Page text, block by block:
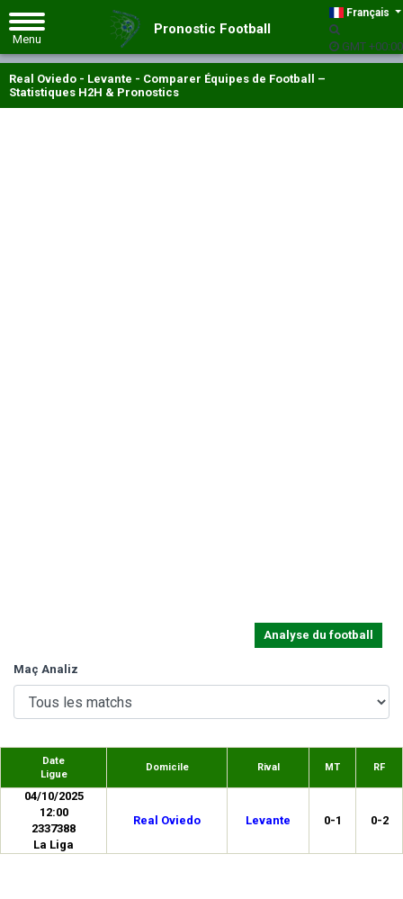
Français
GMT +00:00
Pronostic Football
Real Oviedo - Levante - Comparer Équipes de Football –
Statistiques H2H & Pronostics
Analyse du football
Maç Analiz
Date
Ligue
Domicile Rival MT RF
04/10/2025
12:00
2337388
La Liga
Real Oviedo Levante 0-1 0-2